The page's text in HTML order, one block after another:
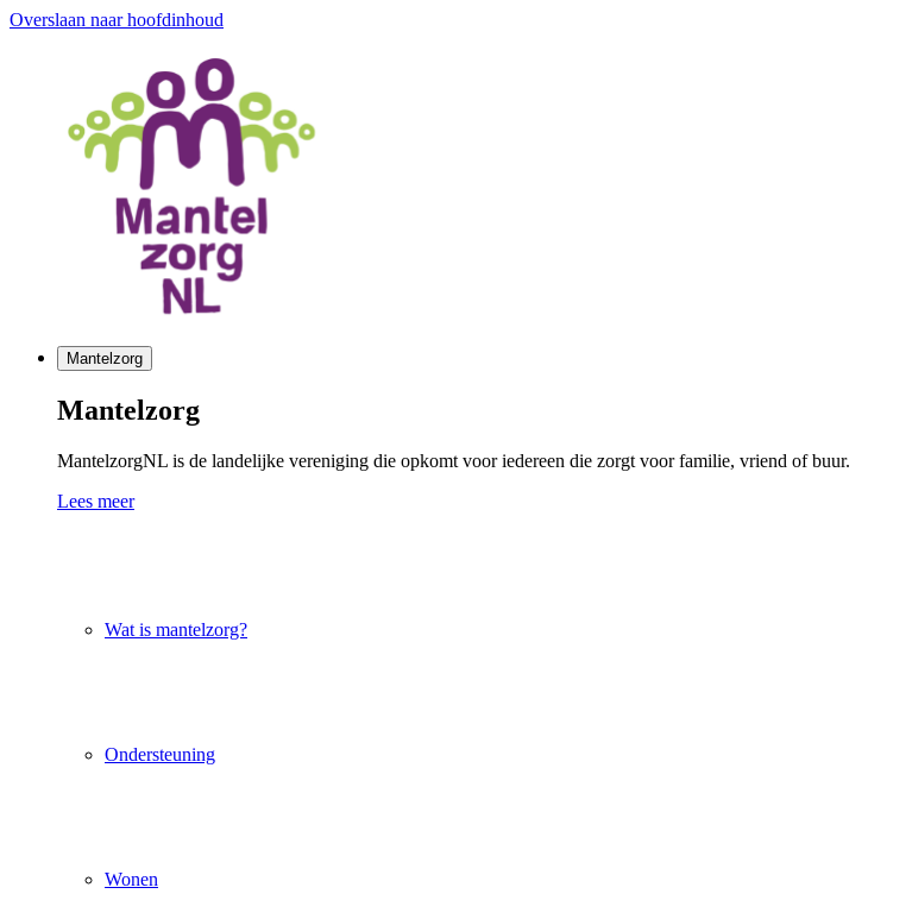
Overslaan naar hoofdinhoud
Mantelzorg
Mantelzorg
MantelzorgNL is de landelijke vereniging die opkomt voor iedereen die zorgt voor familie, vriend of buur.
Lees meer
Wat is mantelzorg?
Ondersteuning
Wonen